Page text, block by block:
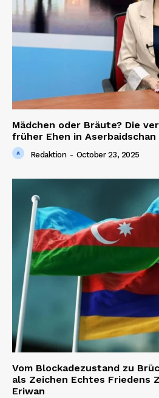
Mädchen oder Bräute? Die
früher Ehen in Aserbaidschan
Redaktion - October 23, 2025
Vom Blockadezustand zu
als Zeichen Echtes Friedens
Eriwan